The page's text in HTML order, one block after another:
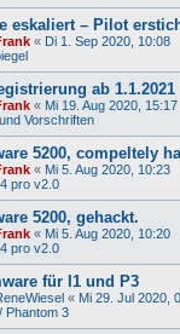
eskaliert – Pilot
« Di 1. Sep 2020, 10:08
ab 1.1.2021
« Mi 19. Aug 2020, 15:17
Vorschriften
5200, compeltely
« Mi 5. Aug 2020, 10:23
pro v2.0
5200, gehackt.
« Mi 5. Aug 2020, 10:20
pro v2.0
für I1 und P3
« Mi 29. Jul 2020,
Phantom 3